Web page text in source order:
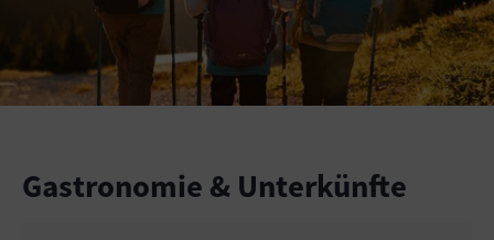
Gastronomie & Unterkünfte